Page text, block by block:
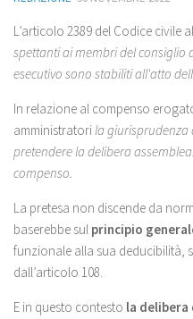
L’articolo 2389 del Codice civile
spettanti ai membri del consiglio
esecutivo sono stabiliti all'atto
In relazione al compenso
amministratorila giurisprudenza
pretendere la delibera
compenso.
La pretesa non discende da
baserebbe sul principio
funzionale alla sua deducibilità,
dall’articolo 108.
E in questo contesto la delibera